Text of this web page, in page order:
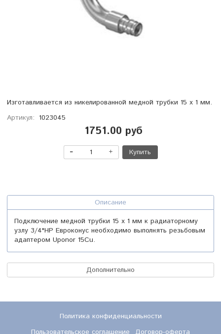
Изготавливается из никелированной медной трубки 15 x 1 мм.
Артикул: 1023045
1751.00 руб
Купить
Описание
Подключение медной трубки 15 x 1 мм к радиаторному
узлу 3/4"НР Евроконус необходимо выполнять резьбовым
адаптером Uponor 15Cu.
Дополнительно
Политика конфиденциальности